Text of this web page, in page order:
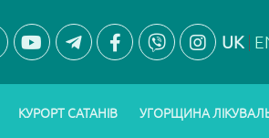
UK
КУРОРТ САТАНІВ УГОРЩИНА